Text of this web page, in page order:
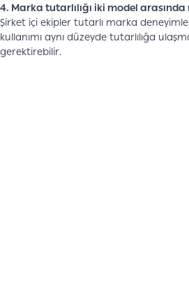
4. Marka tutarlılığı iki model arasında
Şirket içi ekipler tutarlı marka
kullanımı aynı düzeyde tutarlılığa
gerektirebilir.